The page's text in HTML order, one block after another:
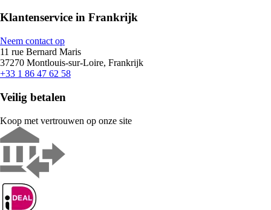
Klantenservice in Frankrijk
Neem contact op
11 rue Bernard Maris
37270 Montlouis-sur-Loire, Frankrijk
+33 1 86 47 62 58
Veilig betalen
Koop met vertrouwen op onze site